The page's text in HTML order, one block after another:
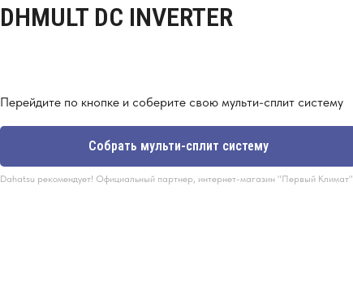
DHMULT DC INVERTER
Собрать мульти-сплит систему
Перейдите по кнопке и соберите свою мульти-сплит систему
Dahаtsu рекомендует! Официальный партнер, интернет-магазин "Первый Климат"